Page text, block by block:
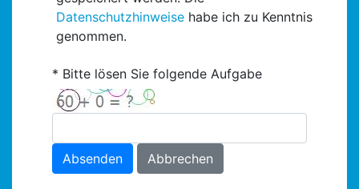
Datenschutzhinweise habe ich zu Kenntnis
genommen.
Bitte lösen Sie folgende Aufgabe
Absenden Abbrechen